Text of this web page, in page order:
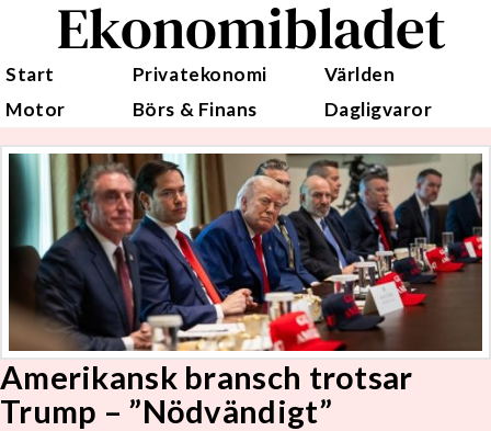
Ekonomibladet
Start Privatekonomi
Världen
Motor
Börs & Finans Dagligvaror
Amerikansk bransch trotsar
Trump – ”Nödvändigt”